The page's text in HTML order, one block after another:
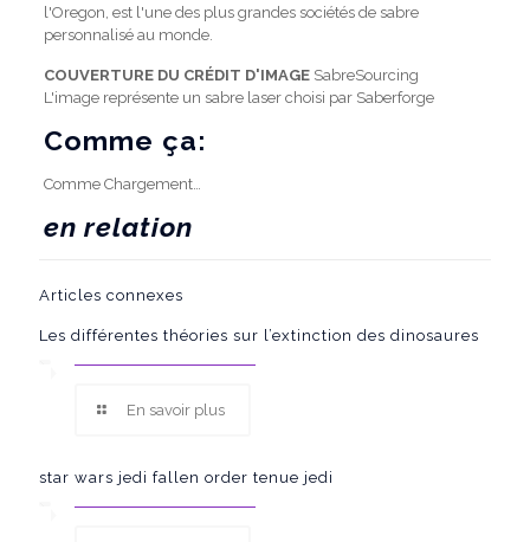
l'Oregon, est l'une des plus grandes sociétés de sabre
personnalisé au monde.
COUVERTURE DU CRÉDIT D'IMAGESabreSourcing
L'image représente un sabre laser choisi par Saberforge
Comme ça:
Comme Chargement…
en relation
Articles connexes
Les différentes théories sur l’extinction des dinosaures
En savoir plus
star wars jedi fallen order tenue jedi